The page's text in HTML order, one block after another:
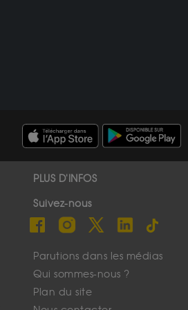
PLUS D'INFOS
Suivez-nous
Parutions dans les médias
Qui sommes-nous ?
Plan du site